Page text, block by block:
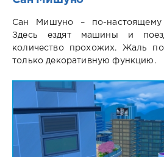
Сан Мишуно – по-настоящему
Здесь ездят машины и
количество прохожих. Жаль
только декоративную функцию.